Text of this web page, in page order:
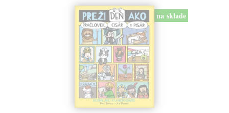
na sklade